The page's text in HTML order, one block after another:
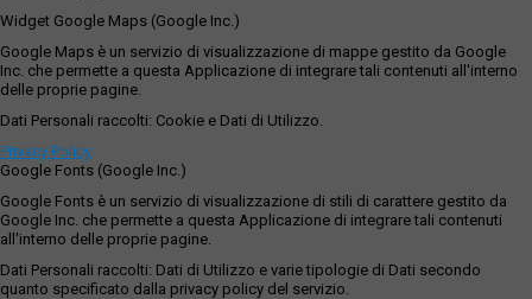
Widget Google Maps (Google Inc.)
Google Maps è un servizio di visualizzazione di mappe gestito da Google
Inc. che permette a questa Applicazione di integrare tali contenuti all'interno
delle proprie pagine.
Dati Personali raccolti: Cookie e Dati di Utilizzo.
Privacy Policy
Google Fonts (Google Inc.)
Google Fonts è un servizio di visualizzazione di stili di carattere gestito da
Google Inc. che permette a questa Applicazione di integrare tali contenuti
all'interno delle proprie pagine.
Dati Personali raccolti: Dati di Utilizzo e varie tipologie di Dati secondo
quanto specificato dalla privacy policy del servizio.